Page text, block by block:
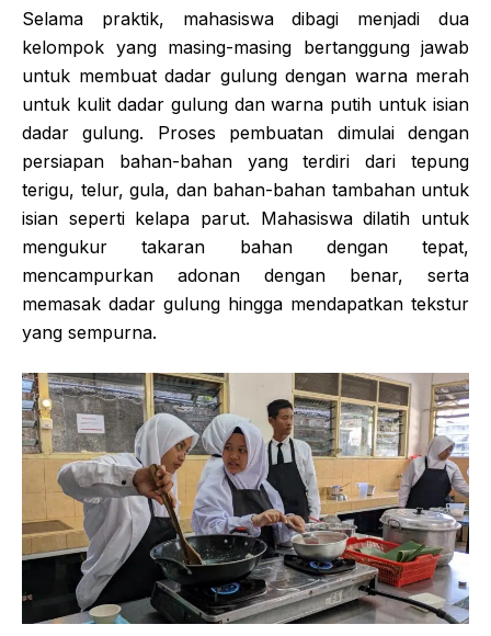
Selama praktik, mahasiswa dibagi menjadi dua
kelompok yang masing-masing bertanggung jawab
untuk membuat dadar gulung dengan warna merah
untuk kulit dadar gulung dan warna putih untuk isian
dadar gulung. Proses pembuatan dimulai dengan
persiapan bahan-bahan yang terdiri dari tepung
terigu, telur, gula, dan bahan-bahan tambahan untuk
isian seperti kelapa parut. Mahasiswa dilatih untuk
mengukur takaran bahan dengan tepat,
mencampurkan adonan dengan benar, serta
memasak dadar gulung hingga mendapatkan tekstur
yang sempurna.